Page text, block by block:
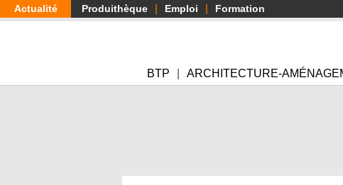
Aller
au
Actualité Produithèque Emploi Formation
BTP ARCHITECTURE-